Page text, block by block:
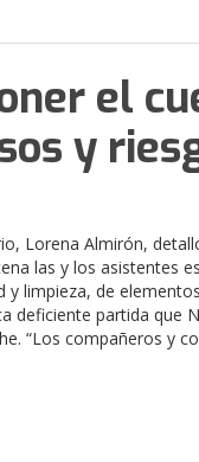
el
y
Lorena Almirón,
las y los asistentes
limpieza, de
deficiente partida que
“Los compañeros y